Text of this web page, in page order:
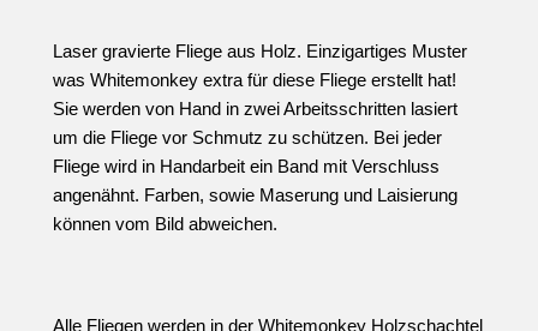
Laser gravierte Fliege aus Holz. Einzigartiges Muster
was Whitemonkey extra für diese Fliege erstellt hat!
Sie werden von Hand in zwei Arbeitsschritten lasiert
um die Fliege vor Schmutz zu schützen. Bei jeder
Fliege wird in Handarbeit ein Band mit Verschluss
angenähnt. Farben, sowie Maserung und Laisierung
können vom Bild abweichen.
Alle Fliegen werden in der Whitemonkey Holzschachtel